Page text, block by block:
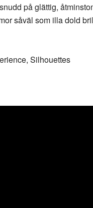
snudd på glättig,
såväl som illa dold
Silhouettes